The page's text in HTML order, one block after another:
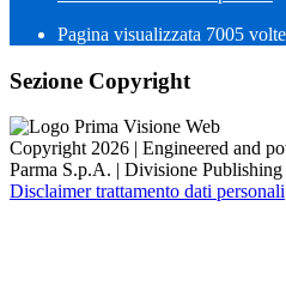
Pagina visualizzata 7005 volte
Sezione Copyright
Copyright 2026 | Engineered and
Parma S.p.A. | Divisione
Disclaimer trattamento dati personali